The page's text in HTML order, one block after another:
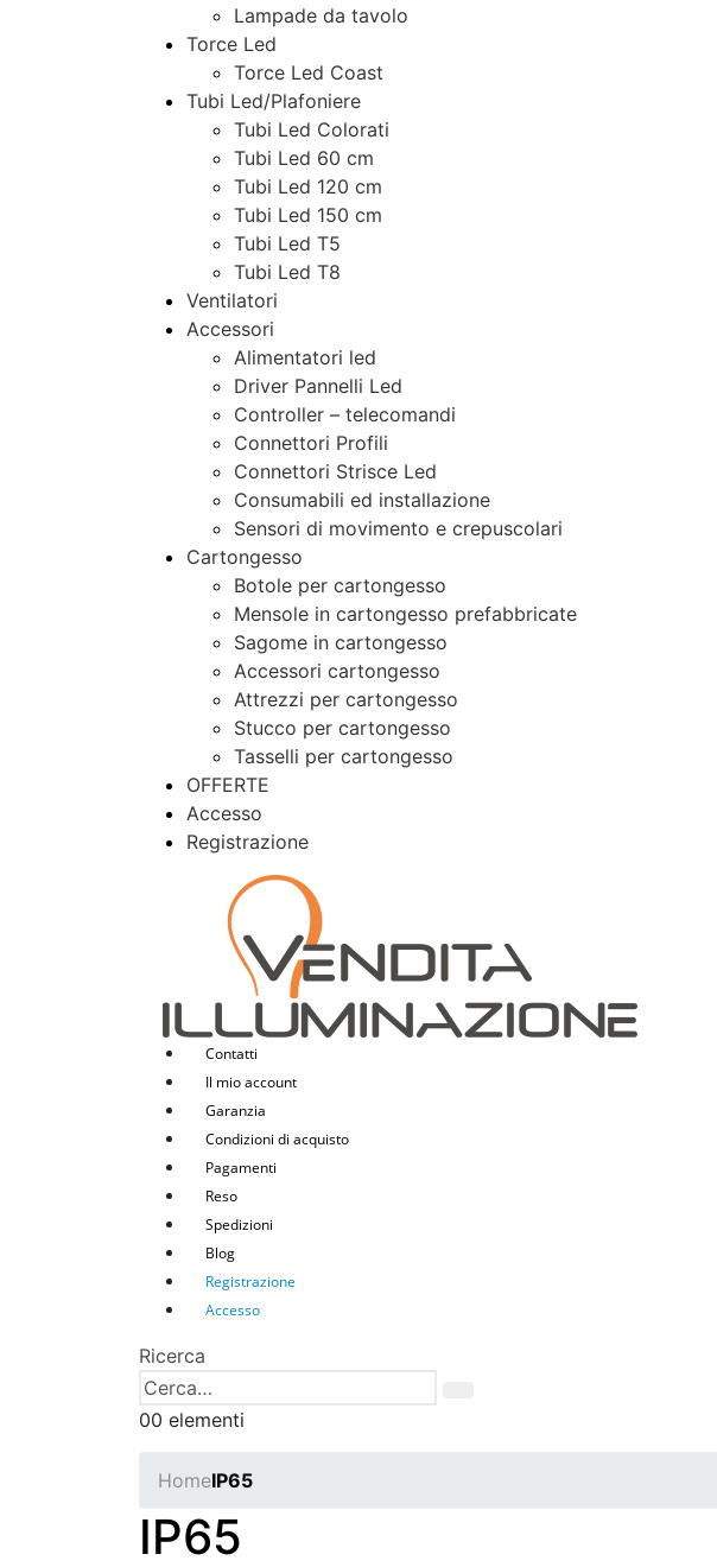
Lampade da tavolo
Torce Led
Torce Led Coast
Tubi Led/Plafoniere
Tubi Led Colorati
Tubi Led 60 cm
Tubi Led 120 cm
Tubi Led 150 cm
Tubi Led T5
Tubi Led T8
Ventilatori
Accessori
Alimentatori led
Driver Pannelli Led
Controller – telecomandi
Connettori Profili
Connettori Strisce Led
Consumabili ed installazione
Sensori di movimento e crepuscolari
Cartongesso
Botole per cartongesso
Mensole in cartongesso prefabbricate
Sagome in cartongesso
Accessori cartongesso
Attrezzi per cartongesso
Stucco per cartongesso
Tasselli per cartongesso
OFFERTE
Accesso
Registrazione
Contatti
Il mio account
Garanzia
Condizioni di acquisto
Pagamenti
Reso
Spedizioni
Blog
Registrazione
Accesso
Ricerca
00 elementi
HomeIP65
IP65